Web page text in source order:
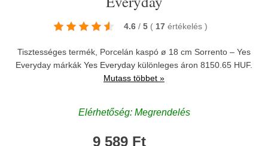
4.6 / 5 ( 17 értékelés )
Tisztességes termék, Porcelán kaspó ø 18 cm Sorrento – Yes
Everyday márkák Yes Everyday különleges áron 8150.65 HUF.
Mutass többet »
Elérhetőség: Megrendelés
9 589 Ft